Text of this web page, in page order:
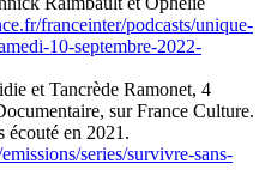
franceinter/podcasts/unique-
10-septembre-2022-
et Tancrède Ramonet, 4
sur France Culture.
écouté en 2021.
series/survivre-sans-